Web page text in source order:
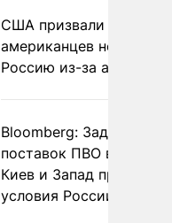
США призвали
американцев не
Россию из-за атак ВСУ
Bloomberg: Задержка
поставок ПВО вынудит
Киев и Запад принять
условия России